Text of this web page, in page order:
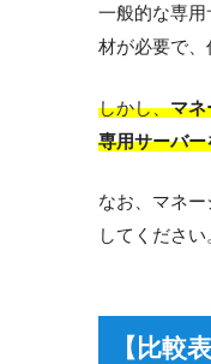
一般的な専
材が必要で、
しかし、マネ
専用サーバ
なお、マネ
してください
【比較